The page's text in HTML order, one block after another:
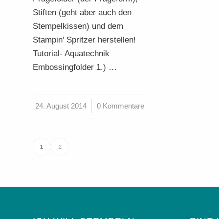
Stiften (geht aber auch den
Stempelkissen) und dem
Stampin' Spritzer herstellen!
Tutorial- Aquatechnik
Embossingfolder 1.) …
24. August 2014
/ 0 Kommentare
1 2